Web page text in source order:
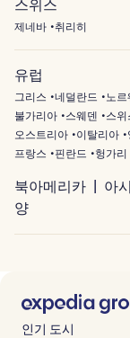
스위스
제네바 취리히
유럽
그리스 네덜란드 노르
불가리아
스웨덴 스위
오스트리아
이탈리아
프랑스
핀란드 헝가리
북아메리카 아
양
인기 도시